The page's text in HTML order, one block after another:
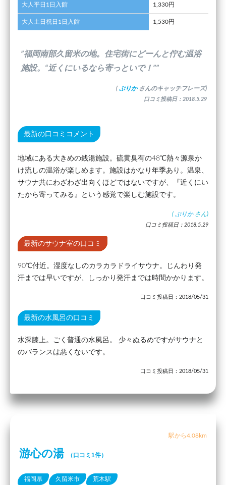
大人平日1日入館 1,330円
大人土日祝日1日入館 1,530円
”福岡南部久留米の地。住宅街にどーんと佇む温浴
施設。“近くにいるなら寄っといで！””
( ぷりか さんのキャッチフレーズ)
口コミ投稿日：2018.5.29
最新の口コミコメント
地域にある大きめの銭湯施設。硫黄臭有の48℃熱々源泉か
け流しの温浴が楽しめます。施設はかなり年季あり。温泉、
サウナ共にわざわざ出向くほどではないですが、『近くにい
たから寄ってみる』という感覚で楽しむ施設です。
( ぷりか さん)
口コミ投稿日：2018.5.29
最新のサウナ室の口コミ
90℃付近。湿度なしのカラカラドライサウナ。じんわり発
汗までは早いですが、しっかり発汗までは時間かかります。
口コミ投稿日：2018/05/31
最新の水風呂の口コミ
水深膝上。ごく普通の水風呂。 少々ぬるめですがサウナと
のバランスは悪くないです。
口コミ投稿日：2018/05/31
駅から4.08km
游心の湯 （口コミ1件）
福岡県 久留米市 荒木駅